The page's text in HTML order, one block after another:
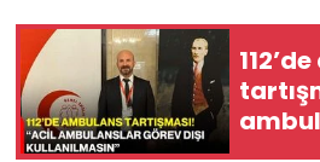
dışı